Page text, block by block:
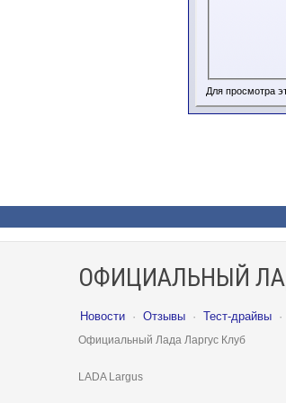
Для просмотра
ОФИЦИАЛЬНЫЙ
Новости · Отзывы · Тест-драйвы ·
Официальный Лада Ларгус Клуб
LADA Largus